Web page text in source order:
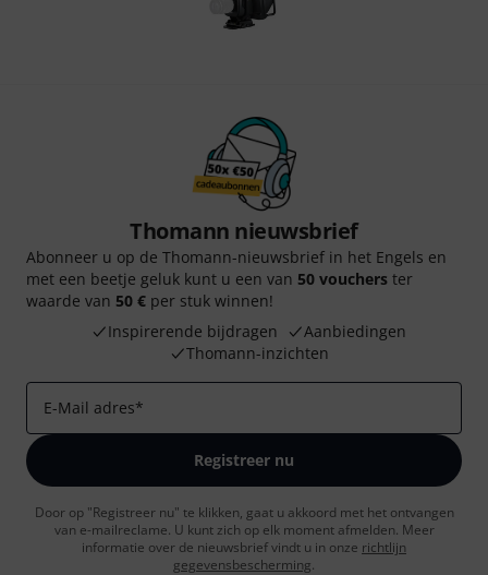
Thomann nieuwsbrief
Abonneer u op de Thomann-nieuwsbrief in het Engels en
met een beetje geluk kunt u een van 50 vouchers ter
waarde van 50 € per stuk winnen!
Inspirerende bijdragen
Aanbiedingen
Thomann-inzichten
E-Mail adres*
Registreer nu
Door op "Registreer nu" te klikken, gaat u akkoord met het ontvangen
van e-mailreclame. U kunt zich op elk moment afmelden. Meer
informatie over de nieuwsbrief vindt u in onze richtlijn
gegevensbescherming.